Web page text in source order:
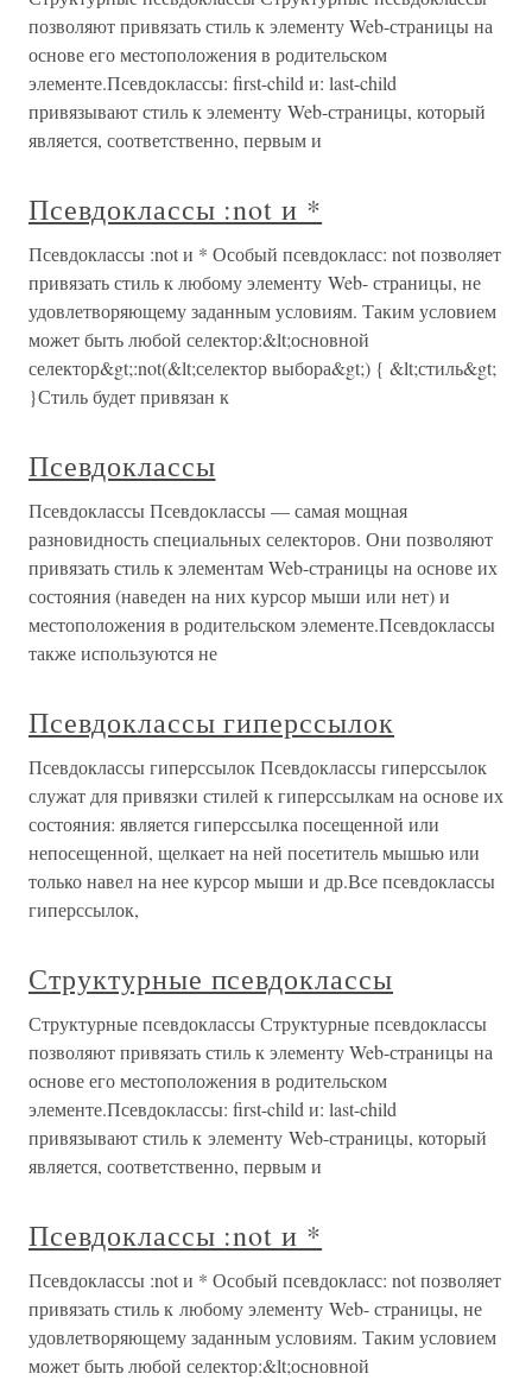
позволяют привязать стиль к элементу Web-страницы на
основе его местоположения в родительском
элементе.Псевдоклассы: first-child и: last-child
привязывают стиль к элементу Web-страницы, который
является, соответственно, первым и
Псевдоклассы :not и *
Псевдоклассы :not и * Особый псевдокласс: not позволяет
привязать стиль к любому элементу Web- страницы, не
удовлетворяющему заданным условиям. Таким условием
может быть любой селектор:&lt;основной
селектор&gt;:not(&lt;селектор выбора&gt;) { &lt;стиль&gt;
}Стиль будет привязан к
Псевдоклассы
Псевдоклассы Псевдоклассы — самая мощная
разновидность специальных селекторов. Они позволяют
привязать стиль к элементам Web-страницы на основе их
состояния (наведен на них курсор мыши или нет) и
местоположения в родительском элементе.Псевдоклассы
также используются не
Псевдоклассы гиперссылок
Псевдоклассы гиперссылок Псевдоклассы гиперссылок
служат для привязки стилей к гиперссылкам на основе их
состояния: является гиперссылка посещенной или
непосещенной, щелкает на ней посетитель мышью или
только навел на нее курсор мыши и др.Все псевдоклассы
гиперссылок,
Структурные псевдоклассы
Структурные псевдоклассы Структурные псевдоклассы
позволяют привязать стиль к элементу Web-страницы на
основе его местоположения в родительском
элементе.Псевдоклассы: first-child и: last-child
привязывают стиль к элементу Web-страницы, который
является, соответственно, первым и
Псевдоклассы :not и *
Псевдоклассы :not и * Особый псевдокласс: not позволяет
привязать стиль к любому элементу Web- страницы, не
удовлетворяющему заданным условиям. Таким условием
может быть любой селектор:&lt;основной